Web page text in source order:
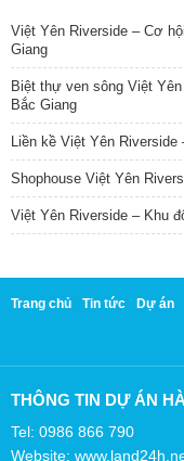
Việt Yên Riverside – Cơ
Giang
Biệt thự ven sông Việt
Bắc Giang
Liền kề Việt Yên
Shophouse Việt Yên
Việt Yên Riverside – Khu
Trang chủ Tin tức Dự án
THÔNG TIN DỰ ÁN
Tel: 0986 866 790
Website: